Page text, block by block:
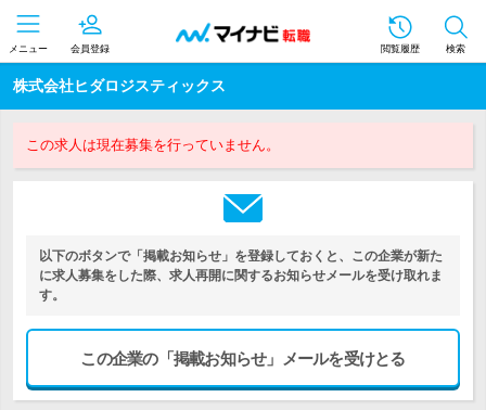
メニュー 会員登録 閲覧履歴 検索
株式会社ヒダロジスティックス
この求人は現在募集を行っていません。
以下のボタンで「掲載お知らせ」を登録しておくと、この企業が新た
に求人募集をした際、求人再開に関するお知らせメールを受け取れま
す。
この企業の「掲載お知らせ」メールを受けとる